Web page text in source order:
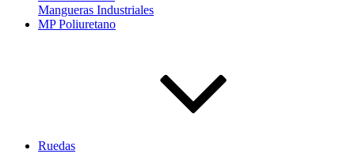
Mangueras Industriales
MP Poliuretano
Ruedas